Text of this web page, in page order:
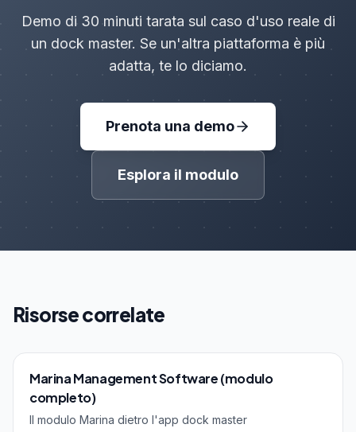
Demo di 30 minuti tarata sul caso d'uso reale di
un dock master. Se un'altra piattaforma è più
adatta, te lo diciamo.
Prenota una demo
Esplora il modulo
Risorse correlate
Marina Management Software (modulo
completo)
Il modulo Marina dietro l'app dock master